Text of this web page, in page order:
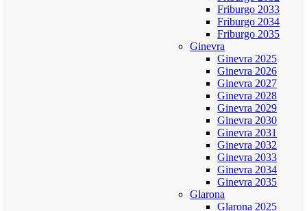
Friburgo 2033
Friburgo 2034
Friburgo 2035
Ginevra
Ginevra 2025
Ginevra 2026
Ginevra 2027
Ginevra 2028
Ginevra 2029
Ginevra 2030
Ginevra 2031
Ginevra 2032
Ginevra 2033
Ginevra 2034
Ginevra 2035
Glarona
Glarona 2025